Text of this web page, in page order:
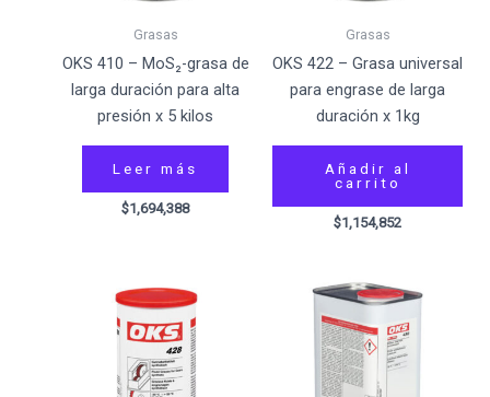
Grasas
OKS 410 – MoS₂-grasa de
larga duración para alta
presión x 5 kilos
Leer más
$1,694,388
Grasas
OKS 422 – Grasa universal
para engrase de larga
duración x 1kg
Añadir al
carrito
$1,154,852